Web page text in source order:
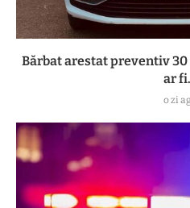
Bărbat arestat preventiv 30
ar
o zi